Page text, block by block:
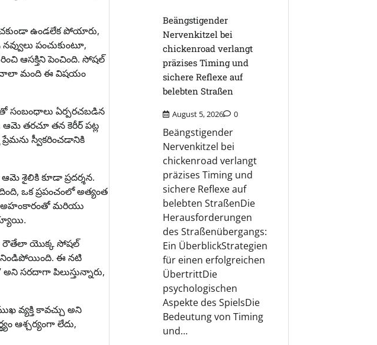
ఉండలేక పోయారు,
పంచుకుంటూ,
ఆసక్తిని పెంచింది. సోషల్
చాలా మంది ఈ విషయం
సంబంధాలు ఏర్పరచబడిన
ఆమె తరచూ తన కెరీర్ పట్ల
స్వీకరించడానికి
శైలికి కూడా ప్రదర్శన.
ఒక ప్రపంచంలో అత్యంత
అహంకారంతో మరియు
రౌతేలా యొక్క సోషల్
నిండిపోయింది. ఈ నటి
అని సరదాగా పిలుస్తున్నారు,
వ్యక్తి కావచ్చు అని
ఆశ్చర్యంగా లేదు,
Beängstigender
Nervenkitzel bei
chickenroad verlangt
präzises Timing und
sichere Reflexe auf
belebten Straßen
August 5, 2026 0
Beängstigender
Nervenkitzel bei
chickenroad verlangt
präzises Timing und
sichere Reflexe auf
belebten StraßenDie
Herausforderungen
des Straßenübergangs:
Ein ÜberblickStrategien
für einen erfolgreichen
ÜbertrittDie
psychologischen
Aspekte des SpielsDie
Bedeutung von Timing
und…